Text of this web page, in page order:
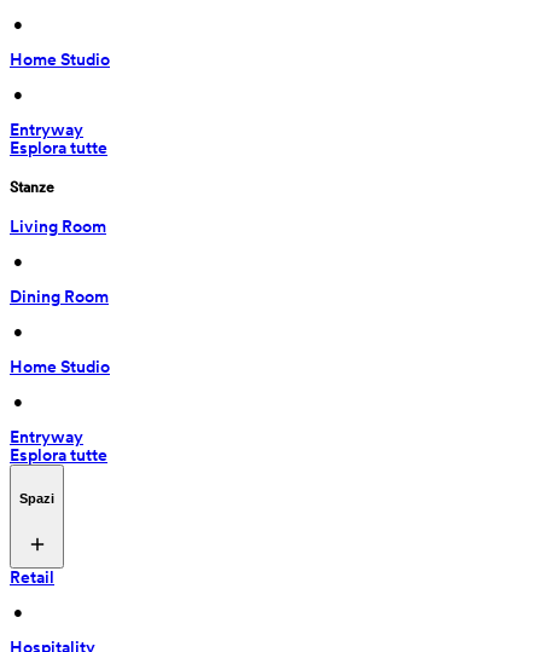
•
Home Studio
•
Entryway
Esplora tutte
Stanze
Living Room
•
Dining Room
•
Home Studio
•
Entryway
Esplora tutte
Spazi
Retail
•
Hospitality